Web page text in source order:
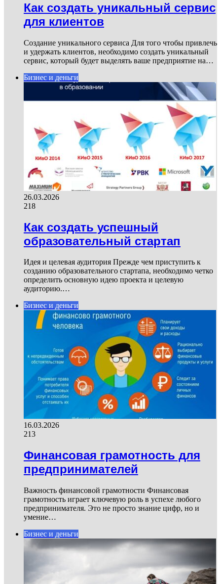
Как создать уникальный сервис
для клиентов
Создание уникального сервиса Для того чтобы привлечь
и удержать клиентов, необходимо создать уникальный
сервис, который будет выделять ваше предприятие на…
Бизнес и деньги
26.03.2026
218
Как создать успешный
образовательный стартап
Идея и целевая аудитория Прежде чем приступить к
созданию образовательного стартапа, необходимо четко
определить основную идею проекта и целевую
аудиторию.…
Бизнес и деньги
16.03.2026
213
Финансовая грамотность для
предпринимателей
Важность финансовой грамотности Финансовая
грамотность играет ключевую роль в успехе любого
предпринимателя. Это не просто знание цифр, но и
умение…
Бизнес и деньги